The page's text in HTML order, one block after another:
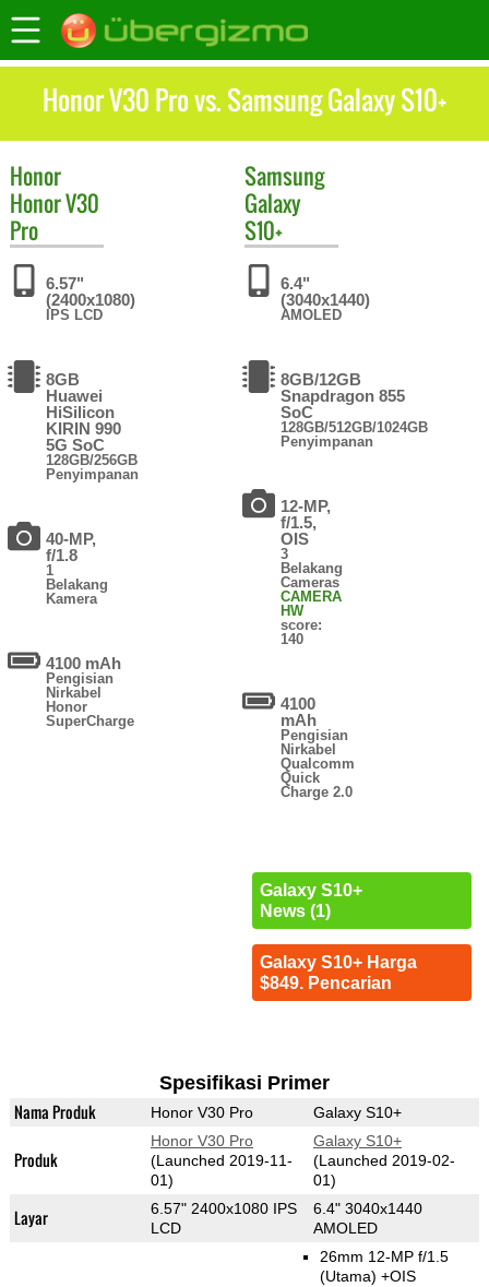
Honor V30 Pro vs. Samsung Galaxy S10+
Honor
Honor V30
Pro
6.57"
(2400x1080)
IPS LCD
8GB
Huawei
HiSilicon
KIRIN 990
5G SoC
128GB/256GB
Penyimpanan
40-MP,
f/1.8
1
Belakang
Kamera
4100 mAh
Pengisian
Nirkabel
Honor
SuperCharge
Samsung
Galaxy
S10+
6.4"
(3040x1440)
AMOLED
8GB/12GB
Snapdragon 855
SoC
128GB/512GB/1024GB
Penyimpanan
12-MP,
f/1.5,
OIS
3
Belakang
Cameras
CAMERA
HW
score:
140
4100
mAh
Pengisian
Nirkabel
Qualcomm
Quick
Charge 2.0
Galaxy S10+
News (1)
Galaxy S10+ Harga
$849. Pencarian
Spesifikasi Primer
Nama Produk Honor V30 Pro Galaxy S10+
Produk
Honor V30 Pro
(Launched 2019-11-
01)
Galaxy S10+
(Launched 2019-02-
01)
Layar
6.57" 2400x1080 IPS
LCD
6.4" 3040x1440
AMOLED
26mm 12-MP f/1.5
(Utama) +OIS